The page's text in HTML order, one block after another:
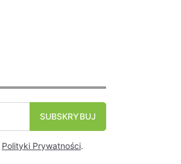
Polityki Prywatności.